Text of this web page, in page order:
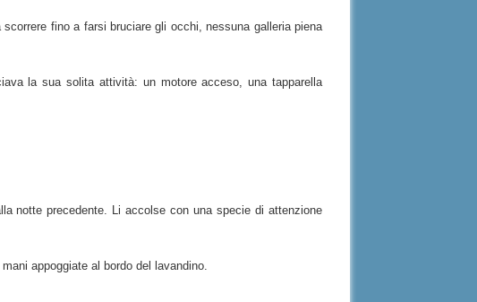
fino a farsi bruciare gli occhi, nessuna galleria piena
la sua solita attività: un motore acceso, una tapparella
notte precedente. Li accolse con una specie di attenzione
appoggiate al bordo del lavandino.